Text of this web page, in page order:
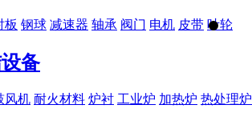
板 钢球 减速器 轴承 阀门 电机 皮带 叶轮
备
风机 耐火材料 炉衬 工业炉 加热炉 热处理炉